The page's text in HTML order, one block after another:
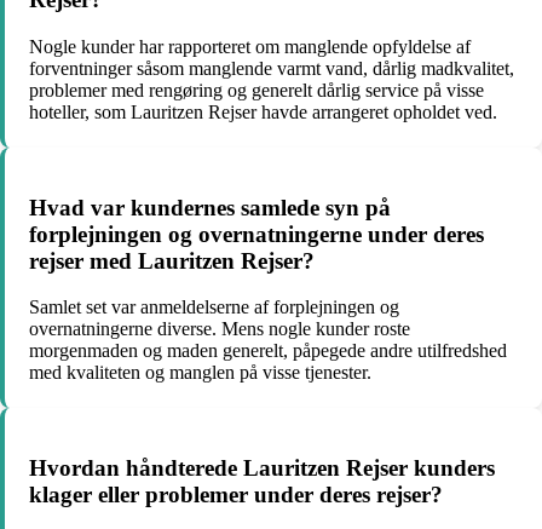
Nogle kunder har rapporteret om manglende opfyldelse af
forventninger såsom manglende varmt vand, dårlig madkvalitet,
problemer med rengøring og generelt dårlig service på visse
hoteller, som Lauritzen Rejser havde arrangeret opholdet ved.
Hvad var kundernes samlede syn på
forplejningen og overnatningerne under deres
rejser med Lauritzen Rejser?
Samlet set var anmeldelserne af forplejningen og
overnatningerne diverse. Mens nogle kunder roste
morgenmaden og maden generelt, påpegede andre utilfredshed
med kvaliteten og manglen på visse tjenester.
Hvordan håndterede Lauritzen Rejser kunders
klager eller problemer under deres rejser?